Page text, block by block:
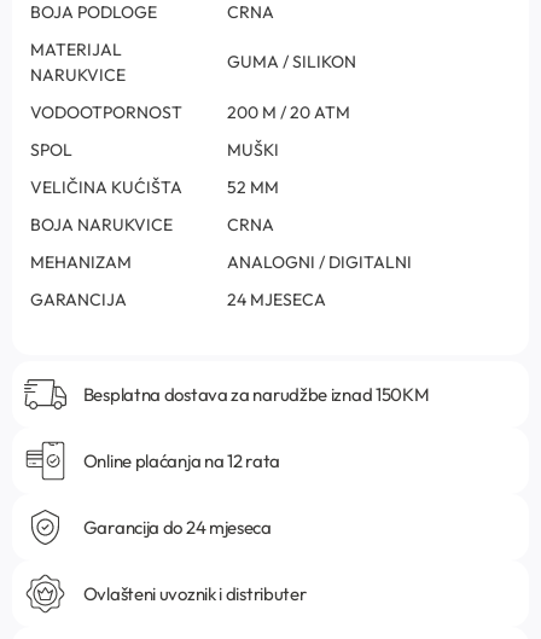
BOJA PODLOGE
CRNA
MATERIJAL
NARUKVICE
GUMA / SILIKON
VODOOTPORNOST
200 M / 20 ATM
SPOL
MUŠKI
VELIČINA KUĆIŠTA
52 MM
BOJA NARUKVICE
CRNA
MEHANIZAM
ANALOGNI / DIGITALNI
GARANCIJA
24 MJESECA
Besplatna dostava za narudžbe iznad 150KM
Online plaćanja na 12 rata
Garancija do 24 mjeseca
Ovlašteni uvoznik i distributer